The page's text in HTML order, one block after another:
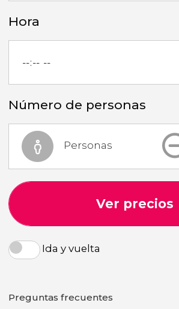
Hora
Número de personas
Personas
Ver precios
Ida y vuelta
Preguntas frecuentes